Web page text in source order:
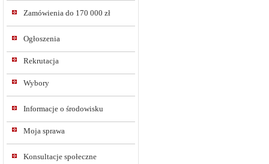
Zamówienia do 170 000 zł
Ogłoszenia
Rekrutacja
Wybory
Informacje o środowisku
Moja sprawa
Konsultacje społeczne